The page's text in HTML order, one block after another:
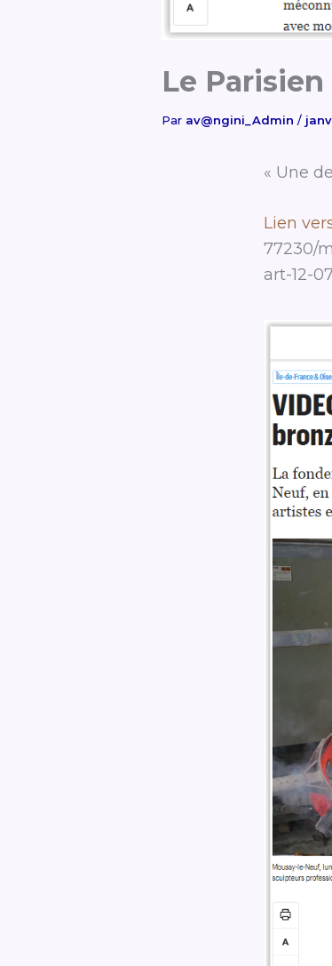
Le
Par av@ngini_Admin /
« Une
Lien
77230/
art-12-